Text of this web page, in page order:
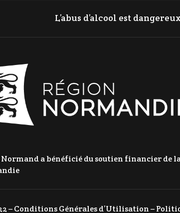
L’abus d’alcool est
Normand a bénéficié du soutien financier de
–Conditions Générales d’Utilisation–